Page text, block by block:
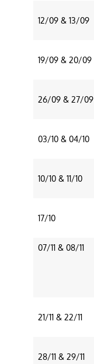
12/09 & 13/09
19/09 & 20/09
26/09 & 27/09
03/10 & 04/10
10/10 & 11/10
17/10
07/11 & 08/11
21/11 & 22/11
28/11 & 29/11